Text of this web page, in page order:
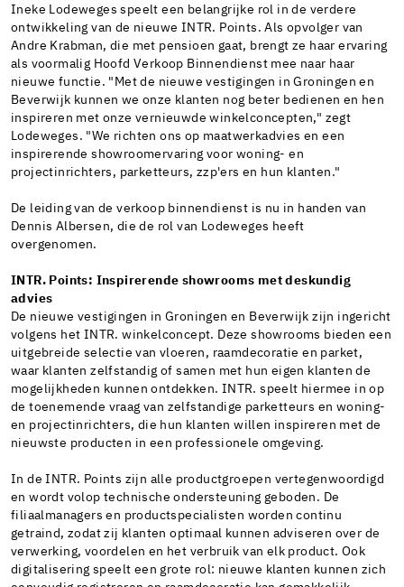
Ineke Lodeweges speelt een belangrijke rol in de verdere
ontwikkeling van de nieuwe INTR. Points. Als opvolger van
Andre Krabman, die met pensioen gaat, brengt ze haar ervaring
als voormalig Hoofd Verkoop Binnendienst mee naar haar
nieuwe functie. "Met de nieuwe vestigingen in Groningen en
Beverwijk kunnen we onze klanten nog beter bedienen en hen
inspireren met onze vernieuwde winkelconcepten," zegt
Lodeweges. "We richten ons op maatwerkadvies en een
inspirerende showroomervaring voor woning- en
projectinrichters, parketteurs, zzp'ers en hun klanten."
De leiding van de verkoop binnendienst is nu in handen van
Dennis Albersen, die de rol van Lodeweges heeft
overgenomen.
INTR. Points: Inspirerende showrooms met deskundig
advies
De nieuwe vestigingen in Groningen en Beverwijk zijn ingericht
volgens het INTR. winkelconcept. Deze showrooms bieden een
uitgebreide selectie van vloeren, raamdecoratie en parket,
waar klanten zelfstandig of samen met hun eigen klanten de
mogelijkheden kunnen ontdekken. INTR. speelt hiermee in op
de toenemende vraag van zelfstandige parketteurs en woning-
en projectinrichters, die hun klanten willen inspireren met de
nieuwste producten in een professionele omgeving.
In de INTR. Points zijn alle productgroepen vertegenwoordigd
en wordt volop technische ondersteuning geboden. De
filiaalmanagers en productspecialisten worden continu
getraind, zodat zij klanten optimaal kunnen adviseren over de
verwerking, voordelen en het verbruik van elk product. Ook
digitalisering speelt een grote rol: nieuwe klanten kunnen zich